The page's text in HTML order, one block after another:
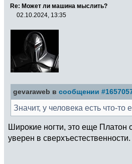
Re: Может ли машина мыслить?
02.10.2024, 13:35
gevaraweb в сообщении
Значит, у человека есть что-то
Широкие ногти, это еще Платон
уверен в сверхъестественности.